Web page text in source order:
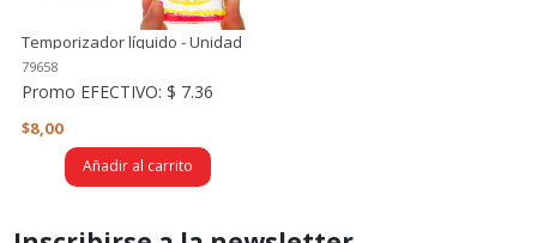
Temporizador líquido - Unidad
79658
Promo EFECTIVO: $ 7.36
$8,00
Añadir al carrito